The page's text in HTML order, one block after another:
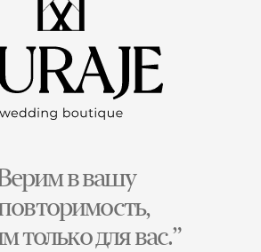
в вашу
только для вас.”